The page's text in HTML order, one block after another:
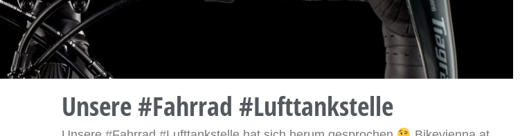
Unsere #Fahrrad #Lufttankstelle